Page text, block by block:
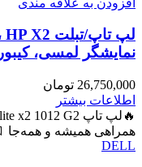
افزودن به علاقه مندی
نمایشگر لمسی،
26,750,000 تومان
اطلاعات بیشتر
همراهی همیشه و
DELL